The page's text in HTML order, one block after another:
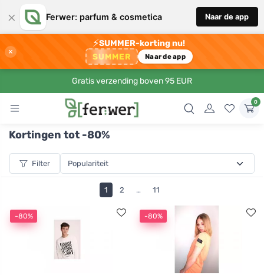
× Ferwer: parfum & cosmetica Naar de app
×
⚡SUMMER-korting nu!
SUMMER Naar de app
Gratis verzending boven 95 EUR
0
Kortingen tot -80%
Filter
1 2 … 11
-80% -80%